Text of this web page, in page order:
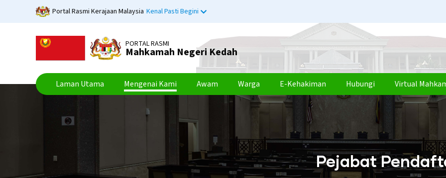
Portal Rasmi Kerajaan Malaysia Kenal Pasti Begini
PORTAL RASMI
Mahkamah Negeri Kedah
Laman Utama Mengenai Kami Awam Warga E-Kehakiman Hubungi Virtual
Pejabat